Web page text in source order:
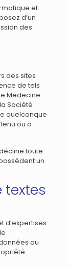
et
d’un
des
des sites
de tels
Médecine
Société
quelconque
ou à
toute
un
textes
d’expertises
au